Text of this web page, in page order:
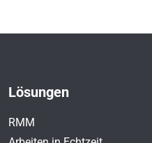
Lösungen
RMM